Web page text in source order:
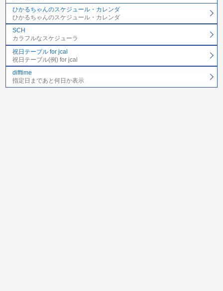
ひかるちゃんのスケジュール・カレンダ
ひかるちゃんのスケジュール・カレンダ
SCH
カラフルなスケジューラ
祝日テーブル for jcal
祝日テーブル(例) for jcal
difftime
指定日まであと何日か表示